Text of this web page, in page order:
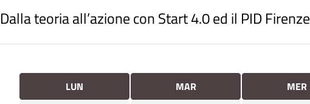
Dalla teoria all’azione con Start 4.0 ed il PID Firenze
LUN MAR MER